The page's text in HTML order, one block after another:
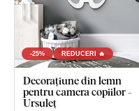
Autocolant pentru
-25% REDUCERI 🔥
Decorațiune din lemn
pentru camera copiilor -
Ursuleț